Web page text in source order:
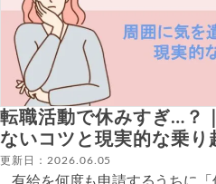
転職活動で休みすぎ…？
ないコツと現実的な乗り
更新日：2026.06.05